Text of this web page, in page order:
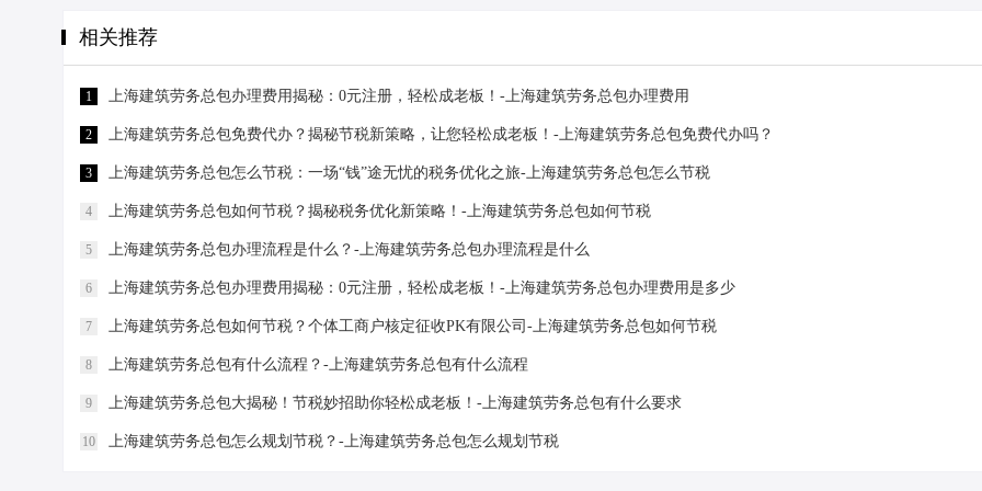
相关推荐
1 上海建筑劳务总包办理费用揭秘：0元注册，轻松成老板！-上海建筑劳务总包办理费用
2 上海建筑劳务总包免费代办？揭秘节税新策略，让您轻松成老板！-上海建筑劳务总包免费代办吗？
3 上海建筑劳务总包怎么节税：一场“钱”途无忧的税务优化之旅-上海建筑劳务总包怎么节税
4 上海建筑劳务总包如何节税？揭秘税务优化新策略！-上海建筑劳务总包如何节税
5 上海建筑劳务总包办理流程是什么？-上海建筑劳务总包办理流程是什么
6 上海建筑劳务总包办理费用揭秘：0元注册，轻松成老板！-上海建筑劳务总包办理费用是多少
7 上海建筑劳务总包如何节税？个体工商户核定征收PK有限公司-上海建筑劳务总包如何节税
8 上海建筑劳务总包有什么流程？-上海建筑劳务总包有什么流程
9 上海建筑劳务总包大揭秘！节税妙招助你轻松成老板！-上海建筑劳务总包有什么要求
10 上海建筑劳务总包怎么规划节税？-上海建筑劳务总包怎么规划节税